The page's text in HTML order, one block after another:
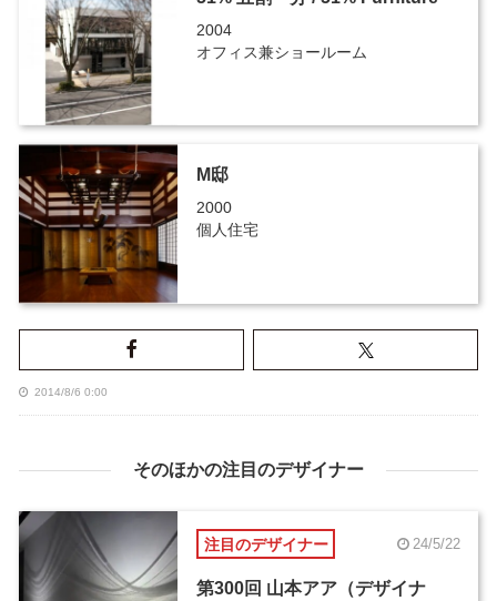
2004
オフィス兼ショールーム
M邸
2000
個人住宅
2014/8/6 0:00
そのほかの注目のデザイナー
注目のデザイナー 24/5/22
第300回 山本アア（デザイナ